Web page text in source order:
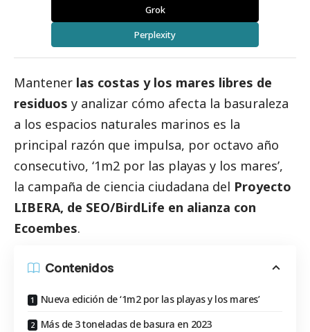
Grok
Perplexity
Mantener las costas y los mares libres de
residuos y analizar cómo afecta la basuraleza
a los espacios naturales marinos es la
principal razón que impulsa, por octavo año
consecutivo, ‘1m2 por las playas y los mares’,
la campaña de ciencia ciudadana del Proyecto
LIBERA, de SEO/BirdLife en alianza con
Ecoembes.
Contenidos
Nueva edición de ‘1m2 por las playas y los mares’
Más de 3 toneladas de basura en 2023